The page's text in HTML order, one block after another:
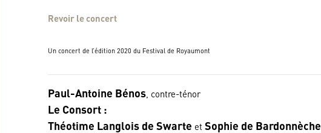
Revoir le concert
Un concert de l’édition 2020 du Festival de Royaumont
Paul-Antoine Bénos, contre-ténor
Le Consort :
Théotime Langlois de Swarte etSophie de Bardonnèche